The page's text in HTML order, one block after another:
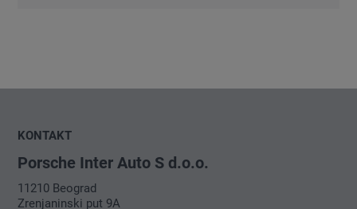
KONTAKT
Porsche Inter Auto S d.o.o.
11210 Beograd
Zrenjaninski put 9A